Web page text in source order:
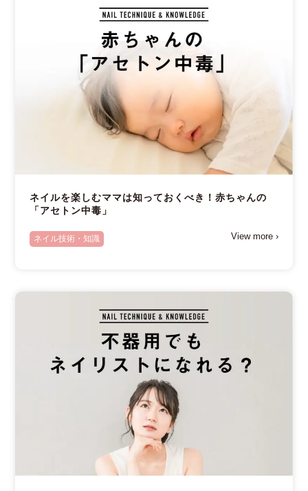
ネイルを楽しむママは知っておくべき！赤ちゃんの
「アセトン中毒」
ネイル技術・知識 View more ›